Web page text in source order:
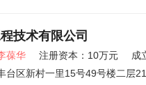
技术有限公司
葆华 注册资本：10万元
成
台区新村一里15号49号楼二层